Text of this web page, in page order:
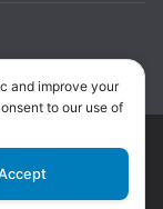
rights reserved.
by
and improve your
to our use of